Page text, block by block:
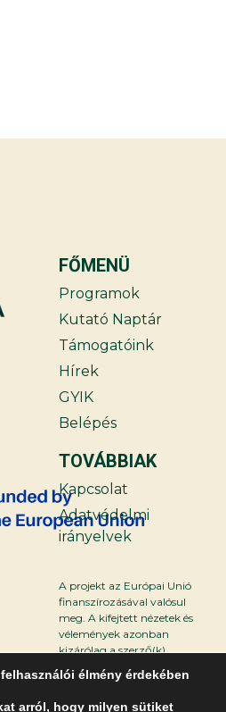
FŐMENÜ
Programok
Kutató Naptár
Támogatóink
Hírek
GYIK
Belépés
TOVÁBBIAK
Kapcsolat
Adatvédelmi
irányelvek
A projekt az Európai Unió
finanszírozásával valósul
meg. A kifejtett nézetek és
vélemények azonban
kizárólag a szerző(k)
sajátjai, és nem feltétlenül
tükrözik az Európai Unió
élmény érdekében
arról, hogy milyen sütiket